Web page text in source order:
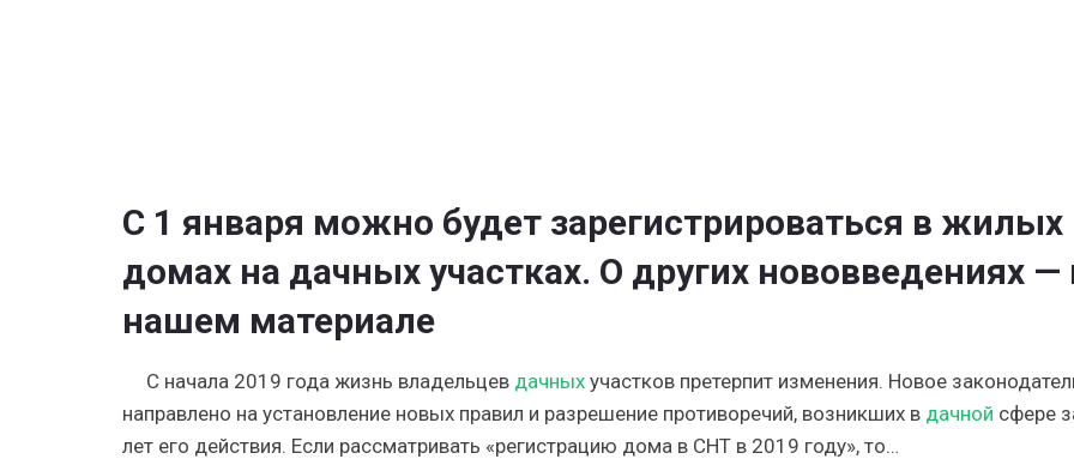
С 1 января можно будет зарегистрироваться в жилых
домах на дачных участках. О других нововведениях —
нашем материале
С начала 2019 года жизнь владельцев дачных участков претерпит изменения. Новое
направлено на установление новых правил и разрешение противоречий, возникших в дачной сфере
лет его действия. Если рассматривать «регистрацию дома в СНТ в 2019 году», то…